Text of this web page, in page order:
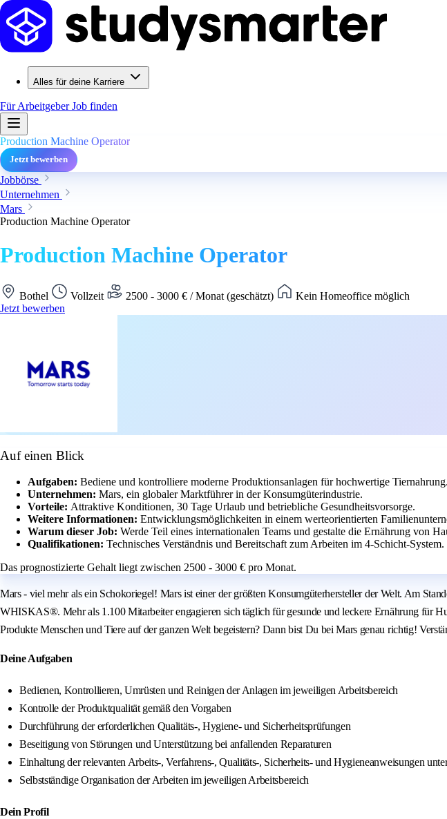
Alles für deine Karriere
Für ArbeitgeberJob finden
Production Machine Operator
Jetzt bewerben
Jobbörse
Unternehmen
Mars
Production Machine Operator
Production Machine Operator
Bothel Vollzeit 2500 - 3000 € / Monat (geschätzt)
Kein Homeoffice möglich
Jetzt bewerben
Auf einen Blick
Aufgaben: Bediene und kontrolliere moderne Produktionsanlagen für hochwertige Tiernahrung.
Unternehmen: Mars, ein globaler Marktführer in der Konsumgüterindustrie.
Vorteile: Attraktive Konditionen, 30 Tage Urlaub und betriebliche Gesundheitsvorsorge.
Weitere Informationen: Entwicklungsmöglichkeiten in einem werteorientierten
Warum dieser Job: Werde Teil eines internationalen Teams und gestalte die Ernährung von
Qualifikationen: Technisches Verständnis und Bereitschaft zum Arbeiten im 4-Schicht-System.
Das prognostizierte Gehalt liegt zwischen 2500 - 3000 € pro Monat.
Mars - viel mehr als ein Schokoriegel! Mars ist einer der größten Konsumgüterhersteller der Welt. Am
WHISKAS®. Mehr als 1.100 Mitarbeiter engagieren sich täglich für gesunde und leckere Ernährung für
Produkte Menschen und Tiere auf der ganzen Welt begeistern? Dann bist Du bei Mars genau richtig!
Deine Aufgaben
Bedienen, Kontrollieren, Umrüsten und Reinigen der Anlagen im jeweiligen Arbeitsbereich
Kontrolle der Produktqualität gemäß den Vorgaben
Durchführung der erforderlichen Qualitäts-, Hygiene- und Sicherheitsprüfungen
Beseitigung von Störungen und Unterstützung bei anfallenden Reparaturen
Einhaltung der relevanten Arbeits-, Verfahrens-, Qualitäts-, Sicherheits- und Hygieneanweisungen
Selbstständige Organisation der Arbeiten im jeweiligen Arbeitsbereich
Dein Profil